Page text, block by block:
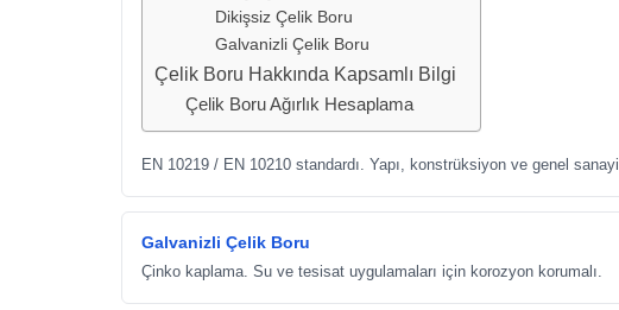
Dikişsiz Çelik Boru
Galvanizli Çelik Boru
Çelik Boru Hakkında Kapsamlı Bilgi
Çelik Boru Ağırlık Hesaplama
EN 10219 / EN 10210 standardı. Yapı, konstrüksiyon ve genel sanayi.
Galvanizli Çelik Boru
Çinko kaplama. Su ve tesisat uygulamaları için korozyon korumalı.